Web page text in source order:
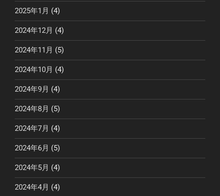
2025年1月 (4)
2024年12月 (4)
2024年11月 (5)
2024年10月 (4)
2024年9月 (4)
2024年8月 (5)
2024年7月 (4)
2024年6月 (5)
2024年5月 (4)
2024年4月 (4)